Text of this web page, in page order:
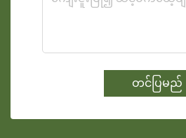
တင်ပြမည်